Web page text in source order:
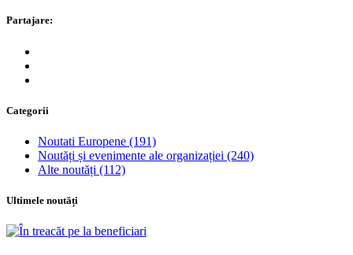
Partajare:
Categorii
Noutati Europene (191)
Noutăți și evenimente ale organizației (240)
Alte noutăți (112)
Ultimele noutăți